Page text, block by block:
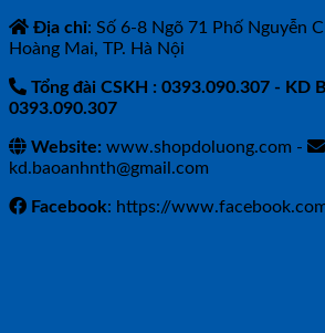
Địa chỉ: Số 6-8 Ngõ 71 Phố Nguyễn
Hoàng Mai, TP. Hà Nội
Tổng đài CSKH : 0393.090.307 - KD
0393.090.307
Website: www.shopdoluong.com -
kd.baoanhnth@gmail.com
Facebook: https://